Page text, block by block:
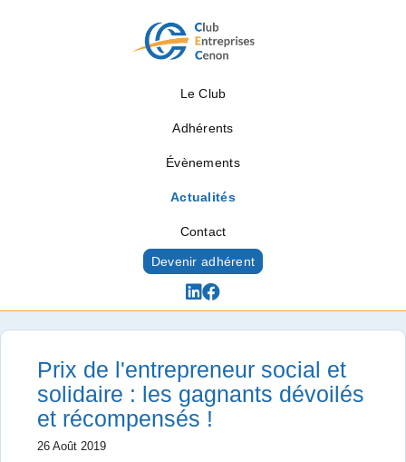
Le Club
Adhérents
Évènements
Actualités
Contact
Devenir adhérent
Prix de l'entrepreneur social et
solidaire : les gagnants dévoilés
et récompensés !
26 Août 2019